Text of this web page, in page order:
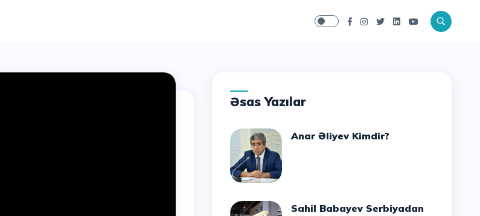
Əsas Yazılar
Anar Əliyev Kimdir?
Sahil Babayev Serbiyadan